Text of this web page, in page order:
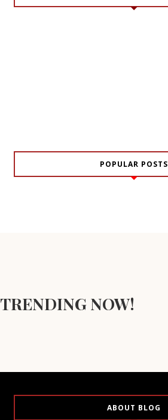
POPULAR POSTS
TRENDING NOW!
ABOUT BLOG